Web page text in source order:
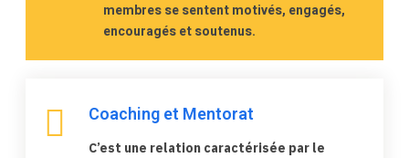
membres se sentent motivés, engagés,
encouragés et soutenus.
Coaching et Mentorat
C’est une relation caractérisée par le